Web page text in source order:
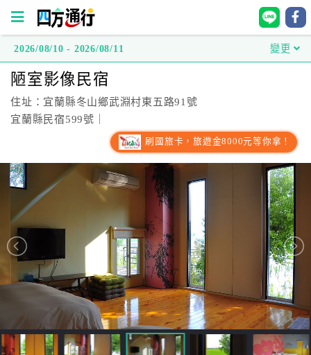
方
通
行
灣
房
跟
飯
2026/08/10 - 2026/08/11 變更
陋室影像民宿
住址：宜蘭縣冬山鄉武淵村東五路91號
宜蘭縣民宿599號｜
刷國旅卡，旅遊金8000元等你拿！